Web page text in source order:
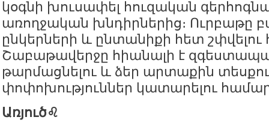
կօգնի խուսափել հուզական
առողջական խնդիրներից։ Ուրբաթը
ընկերների և ընտանիքի հետ շփվելու
Շաբաթավերջը հիանալի է
թարմացնելու և ձեր արտաքին
փոփոխություններ կատարելու
Առյուծ♌️